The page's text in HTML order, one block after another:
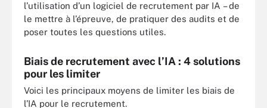
l’utilisation d’un logiciel de recrutement par IA – de
le mettre à l’épreuve, de pratiquer des audits et de
poser toutes les questions utiles.
Biais de recrutement avec l’IA : 4 solutions
pour les limiter
Voici les principaux moyens de limiter les biais de
l’IA pour le recrutement.